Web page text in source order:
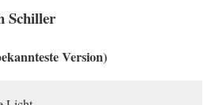
Schiller
Version)